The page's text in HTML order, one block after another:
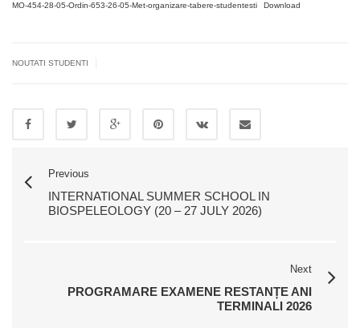
MO-454-28-05-Ordin-653-26-05-Met-organizare-tabere-studentesti Download
NOUTATI STUDENTI
Previous
INTERNATIONAL SUMMER SCHOOL IN
BIOSPELEOLOGY (20 – 27 JULY 2026)
Next
PROGRAMARE EXAMENE RESTANȚE ANI
TERMINALI 2026